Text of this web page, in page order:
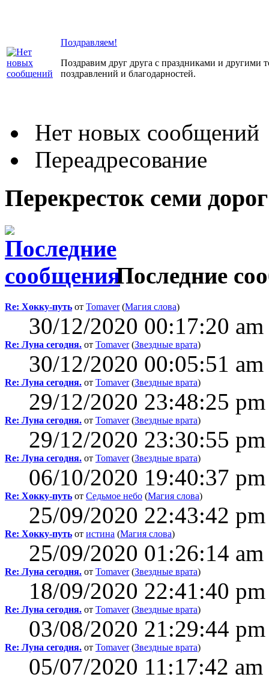
Поздравляем!
Поздравим друг друга с праздниками и другими
поздравлений и благодарностей.
Нет новых сообщений
Переадресование
Перекресток семи
Последние
Re: Хокку-путь от Tomaver(Магия слова)
30/12/2020 00:17:20 am
Re: Луна сегодня. от Tomaver(Звездные врата)
30/12/2020 00:05:51 am
Re: Луна сегодня. от Tomaver(Звездные врата)
29/12/2020 23:48:25 pm
Re: Луна сегодня. от Tomaver(Звездные врата)
29/12/2020 23:30:55 pm
Re: Луна сегодня. от Tomaver(Звездные врата)
06/10/2020 19:40:37 pm
Re: Хокку-путь от Седьмое небо (Магия слова)
25/09/2020 22:43:42 pm
Re: Хокку-путь от истина (Магия слова)
25/09/2020 01:26:14 am
Re: Луна сегодня. от Tomaver(Звездные врата)
18/09/2020 22:41:40 pm
Re: Луна сегодня. от Tomaver(Звездные врата)
03/08/2020 21:29:44 pm
Re: Луна сегодня. от Tomaver(Звездные врата)
05/07/2020 11:17:42 am